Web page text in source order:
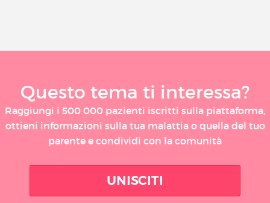
Questo tema ti interessa?
Raggiungi i 500 000 pazienti iscritti sulla piattaforma,
ottieni informazioni sulla tua malattia o quella del tuo
parente e condividi con la comunità
UNISCITI